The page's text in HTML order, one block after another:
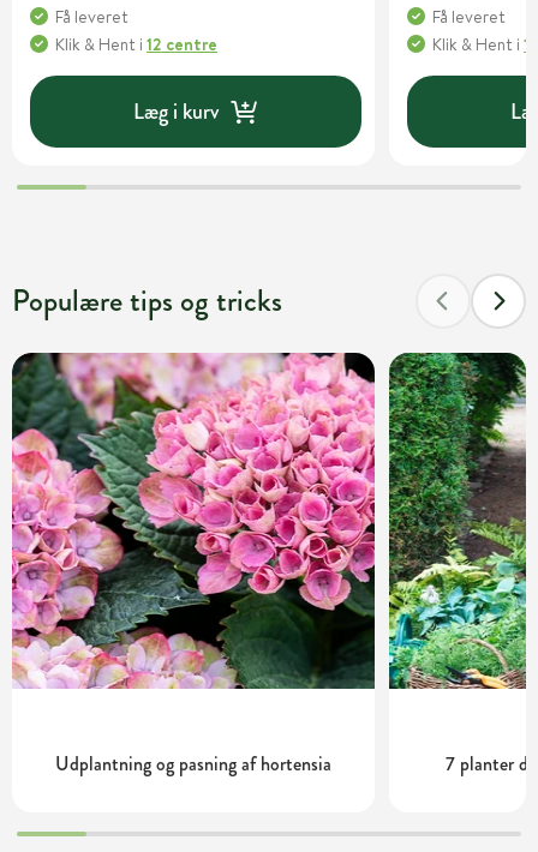
Få leveret
Klik & Hent i 12 centre
Læg i kurv
Få leveret
Klik & Hent i
Populære tips og tricks
Udplantning og pasning af hortensia 7 planter